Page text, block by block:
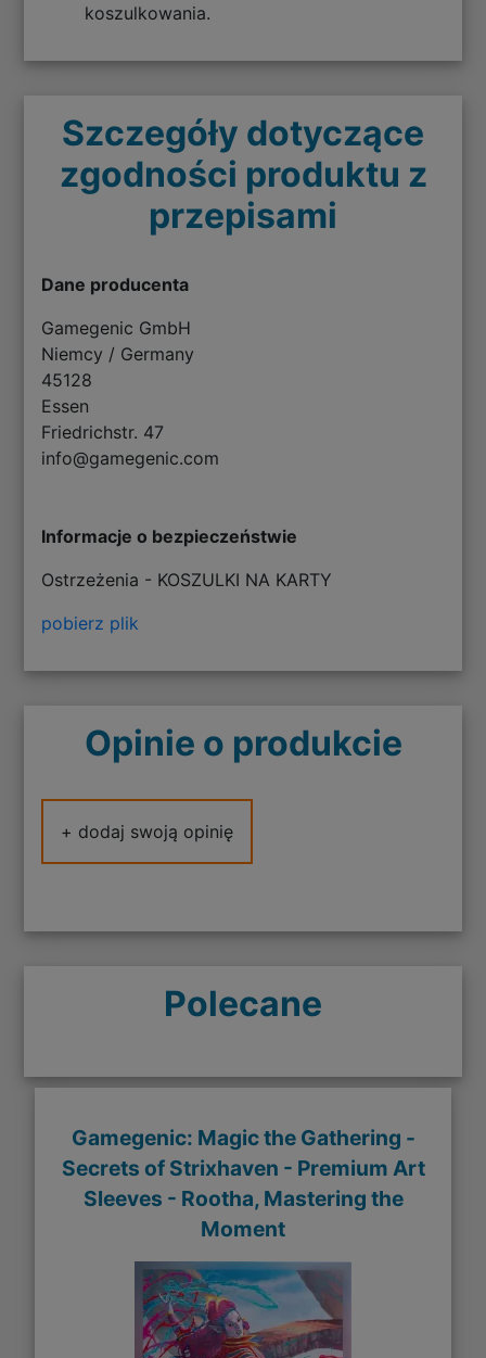
koszulkowania.
Szczegóły dotyczące
zgodności produktu z
przepisami
Dane producenta
Gamegenic GmbH
Niemcy / Germany
45128
Essen
Friedrichstr. 47
info@gamegenic.com
Informacje o bezpieczeństwie
Ostrzeżenia - KOSZULKI NA KARTY
pobierz plik
Opinie o produkcie
+ dodaj swoją opinię
Polecane
Gamegenic: Magic the Gathering -
Secrets of Strixhaven - Premium Art
Sleeves - Rootha, Mastering the
Moment